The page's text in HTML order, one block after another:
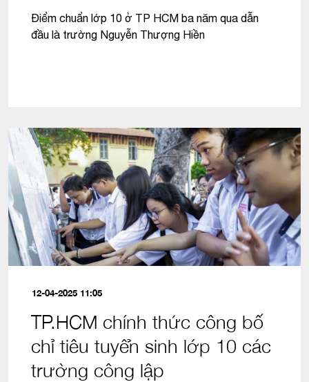
Điểm chuẩn lớp 10 ở TP HCM ba năm qua dẫn
đầu là trường Nguyễn Thượng Hiền
12-04-2025 11:05
TP.HCM chính thức công bố
chỉ tiêu tuyển sinh lớp 10 các
trường công lập